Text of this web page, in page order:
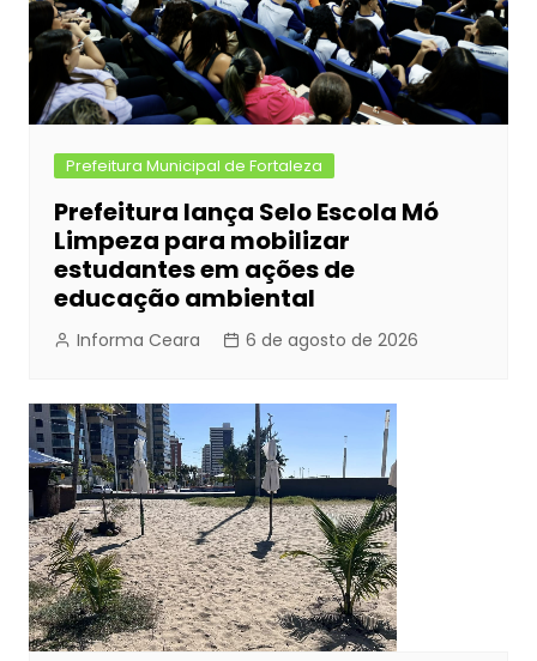
Prefeitura Municipal de Fortaleza
Prefeitura lança Selo Escola Mó
Limpeza para mobilizar
estudantes em ações de
educação ambiental
Informa Ceara 6 de agosto de 2026